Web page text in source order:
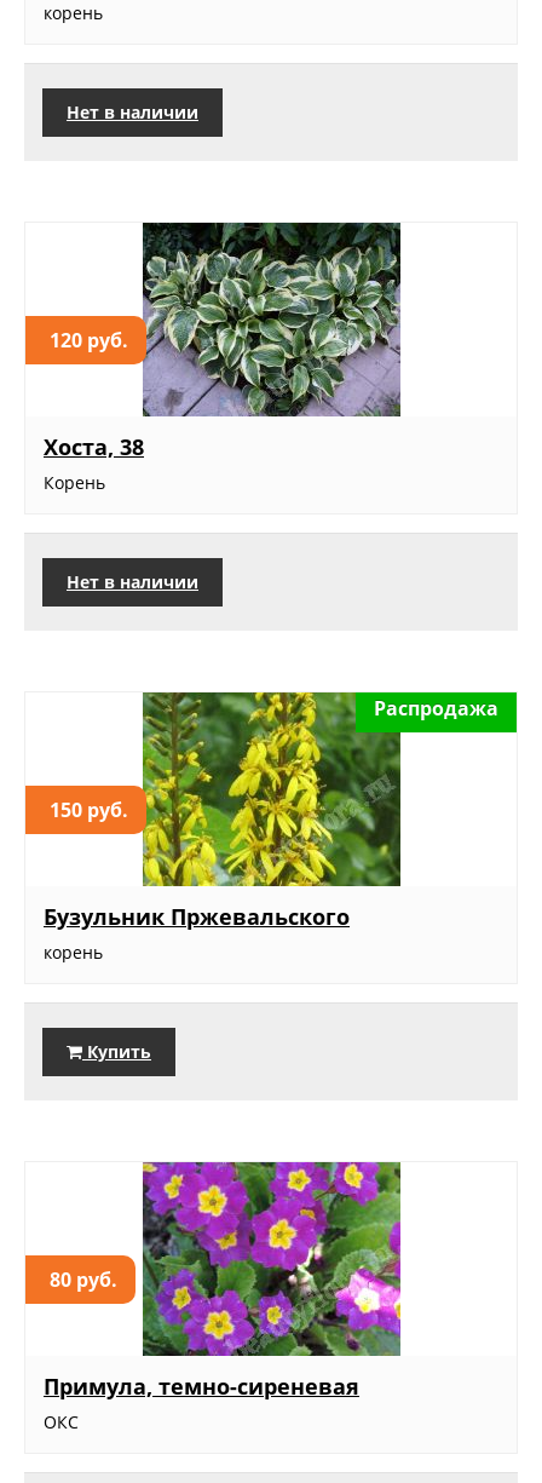
корень
Нет в наличии
120 руб.
Хоста, 38
Корень
Нет в наличии
150 руб.
Распродажа
Бузульник Пржевальского
корень
Купить
80 руб.
Примула, темно-сиреневая
ОКС